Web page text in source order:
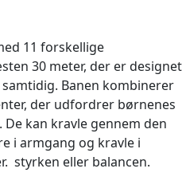
11 forskellige
30 meter, der er designet
Banen kombinerer
der udfordrer børnenes
kan kravle gennem den
i armgang og kravle i
styrken eller balancen.